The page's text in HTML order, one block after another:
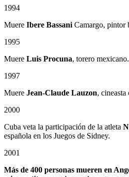
1994
Muere Ibere Bassani Camargo, pintor
1995
Muere Luis Procuna, torero mexicano.
1997
Muere Jean-Claude Lauzon, cineasta
2000
Cuba veta la participación de la atleta
española en los Juegos de Sidney.
2001
Más de 400 personas mueren en